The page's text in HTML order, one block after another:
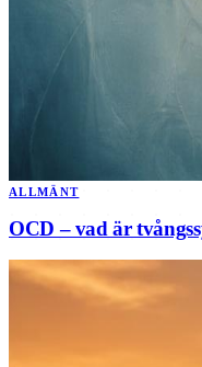
ALLMÄNT
OCD – vad är